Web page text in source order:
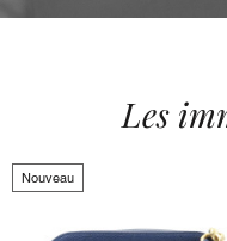
Les
Nouveau